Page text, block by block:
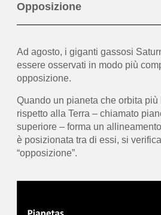
Opposizione
Ad agosto, i giganti gassosi
essere osservati in modo più
opposizione.
Quando un pianeta che orbita
rispetto alla Terra – chiamato
superiore – forma un
è posizionata tra di essi, si
“opposizione”.